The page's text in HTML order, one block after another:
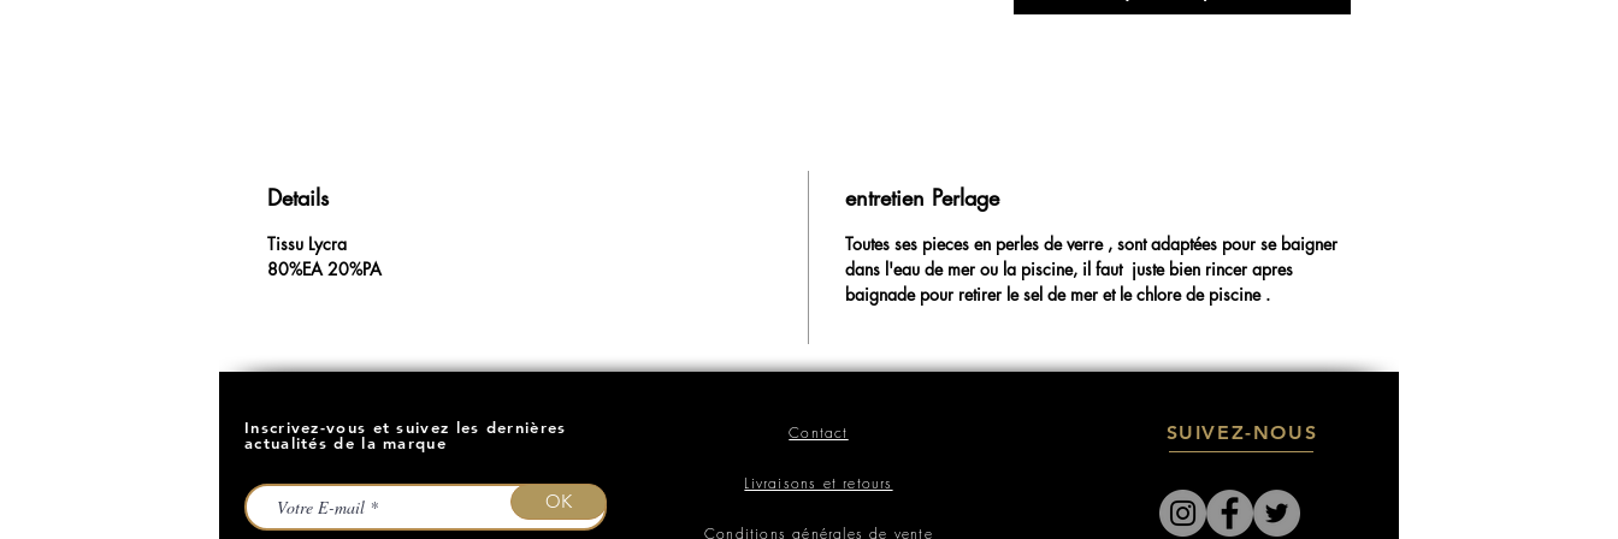
Details
Tissu Lycra
80%EA 20%PA
entretien Perlage
Toutes ses pieces en perles de verre , sont adaptées pour se baigner
dans l'eau de mer ou la piscine, il faut juste bien rincer apres
baignade pour retirer le sel de mer et le chlore de piscine .
Inscrivez-vous et suivez les dernières
actualités de la marque
Contact
Livraisons et retours
Conditions générales de vente
OK
SUIVEZ-NOUS